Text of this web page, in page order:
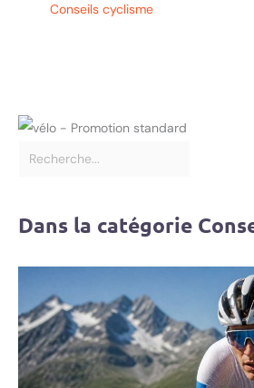
Conseils cyclisme
Dans la catégorie